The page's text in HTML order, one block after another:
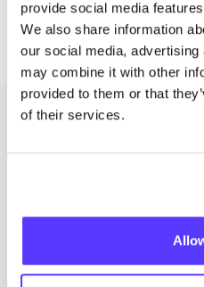
provide social media
We also share information
our social media,
may combine it with other
provided to them or that
of their services.
geen hebt
foto­graaf bij het beeld :